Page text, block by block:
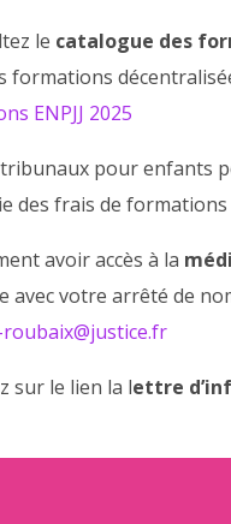
le catalogue des
formations
ENPJJ 2025
pour enfants
des frais de
avoir accès à la
avec votre arrêté de
sur le lien la lettre